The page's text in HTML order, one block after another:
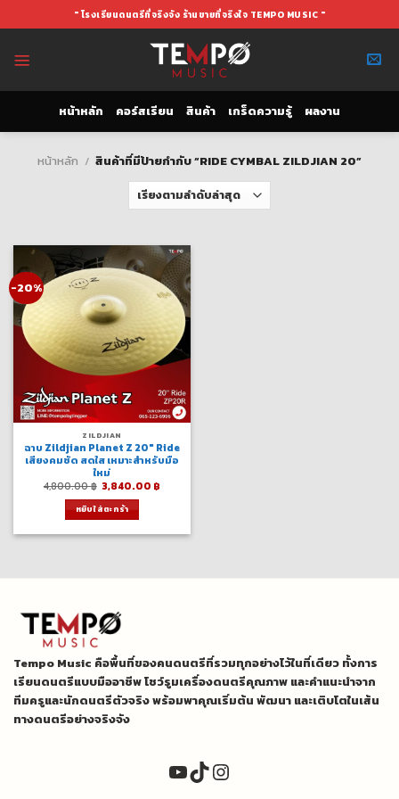
to
" โรงเรียนดนตรีที่จริงจัง ร้านขายที่จริงใจ TEMPO MUSIC "
หน้าหลัก คอร์สเรียน สินค้า เกร็ดความรู้ ผลงาน
หน้าหลัก / สินค้าที่มีป้ายกำกับ “RIDE CYMBAL ZILDJIAN 20”
-20%
ZILDJIAN
ฉาบ Zildjian Planet Z 20″ Ride
เสียงคมชัด สดใส เหมาะสำหรับมือ
ใหม่
4,800.00฿ Original
price
was:
4,800.00 ฿.
3,840.00 ฿
หยิบใส่ตะกร้า
Tempo Music คือพื้นที่ของคนดนตรีที่รวมทุกอย่างไว้ในที่เดียว ทั้งการ
เรียนดนตรีแบบมืออาชีพ โชว์รูมเครื่องดนตรีคุณภาพ และคำแนะนำจาก
ทีมครูและนักดนตรีตัวจริง พร้อมพาคุณเริ่มต้น พัฒนา และเติบโตในเส้น
ทางดนตรีอย่างจริงจัง
YouTube
TikTok
Instagram